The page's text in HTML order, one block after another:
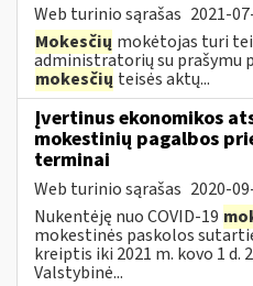
Web turinio sąrašas 2021-
Mokesčių mokėtojas turi
administratorių su
mokesčių teisės aktų...
Įvertinus ekonomikos
mokestinių pagalbos
terminai
Web turinio sąrašas 2020-
Nukentėję nuo COVID-19
mokestinės paskolos
kreiptis iki 2021 m. kovo 1 d.
Valstybinė...